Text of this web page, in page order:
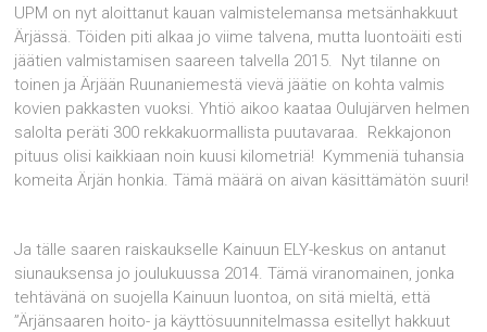
UPM on nyt aloittanut kauan valmistelemansa metsänhakkuut
Ärjässä. Töiden piti alkaa jo viime talvena, mutta luontoäiti esti
jäätien valmistamisen saareen talvella 2015. Nyt tilanne on
toinen ja Ärjään Ruunaniemestä vievä jäätie on kohta valmis
kovien pakkasten vuoksi. Yhtiö aikoo kaataa Oulujärven helmen
salolta peräti 300 rekkakuormallista puutavaraa. Rekkajonon
pituus olisi kaikkiaan noin kuusi kilometriä! Kymmeniä tuhansia
komeita Ärjän honkia. Tämä määrä on aivan käsittämätön suuri!
Ja tälle saaren raiskaukselle Kainuun ELY-keskus on antanut
siunauksensa jo joulukuussa 2014. Tämä viranomainen, jonka
tehtävänä on suojella Kainuun luontoa, on sitä mieltä, että
”Ärjänsaaren hoito- ja käyttösuunnitelmassa esitellyt hakkuut